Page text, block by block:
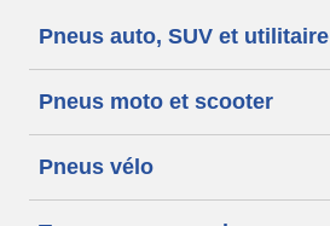
Pneus auto, SUV et utilitaire
Pneus moto et scooter
Pneus vélo